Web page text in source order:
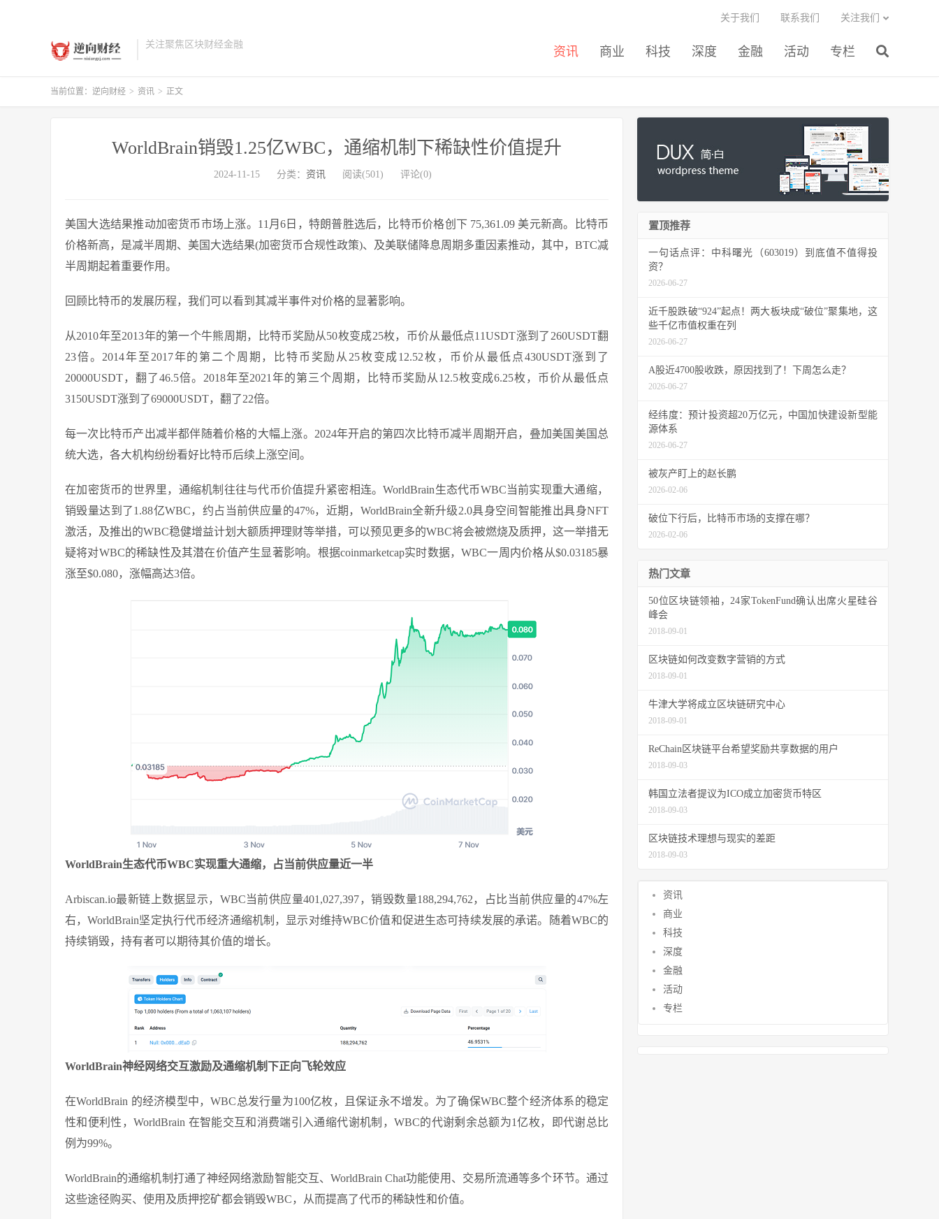
关注聚焦区块财经金融
资讯 商业 科技 深度 金融 活动 专栏
关于我们 联系我们 关注我们
当前位置： 逆向财经 > 资讯 > 正文
WorldBrain销毁1.25亿WBC，通缩机制下稀缺性价值提升
2024-11-15 分类： 资讯 阅读(501) 评论(0)
美国大选结果推动加密货币市场上涨。11月6日，特朗普胜选后，比特币价格创下 75,361.09 美元新高。比特币
价格新高，是减半周期、美国大选结果(加密货币合规性政策)、及美联储降息周期多重因素推动，其中，BTC减
半周期起着重要作用。
回顾比特币的发展历程，我们可以看到其减半事件对价格的显著影响。
从2010年至2013年的第一个牛熊周期，比特币奖励从50枚变成25枚，币价从最低点11USDT涨到了260USDT翻
23倍。2014年至2017年的第二个周期，比特币奖励从25枚变成12.52枚，币价从最低点430USDT涨到了
20000USDT，翻了46.5倍。2018年至2021年的第三个周期，比特币奖励从12.5枚变成6.25枚，币价从最低点
3150USDT涨到了69000USDT，翻了22倍。
每一次比特币产出减半都伴随着价格的大幅上涨。2024年开启的第四次比特币减半周期开启，叠加美国美国总
统大选，各大机构纷纷看好比特币后续上涨空间。
在加密货币的世界里，通缩机制往往与代币价值提升紧密相连。WorldBrain生态代币WBC当前实现重大通缩，
销毁量达到了1.88亿WBC，约占当前供应量的47%，近期，WorldBrain全新升级2.0具身空间智能推出具身NFT
激活，及推出的WBC稳健增益计划大额质押理财等举措，可以预见更多的WBC将会被燃烧及质押，这一举措无
疑将对WBC的稀缺性及其潜在价值产生显著影响。根据coinmarketcap实时数据，WBC一周内价格从$0.03185暴
涨至$0.080，涨幅高达3倍。
WorldBrain生态代币WBC实现重大通缩，占当前供应量近一半
Arbiscan.io最新链上数据显示，WBC当前供应量401,027,397，销毁数量188,294,762，占比当前供应量的47%左
右，WorldBrain坚定执行代币经济通缩机制，显示对维持WBC价值和促进生态可持续发展的承诺。随着WBC的
持续销毁，持有者可以期待其价值的增长。
WorldBrain神经网络交互激励及通缩机制下正向飞轮效应
在WorldBrain 的经济模型中，WBC总发行量为100亿枚，且保证永不增发。为了确保WBC整个经济体系的稳定
性和便利性，WorldBrain 在智能交互和消费端引入通缩代谢机制，WBC的代谢剩余总额为1亿枚，即代谢总比
例为99%。
WorldBrain的通缩机制打通了神经网络激励智能交互、WorldBrain Chat功能使用、交易所流通等多个环节。通过
这些途径购买、使用及质押挖矿都会销毁WBC，从而提高了代币的稀缺性和价值。
置顶推荐
一句话点评：中科曙光（603019）到底值不值得投
资？
2026-06-27
近千股跌破“924”起点！两大板块成“破位”聚集地，这
些千亿市值权重在列
2026-06-27
A股近4700股收跌，原因找到了！下周怎么走？
2026-06-27
经纬度：预计投资超20万亿元，中国加快建设新型能
源体系
2026-06-27
被灰产盯上的赵长鹏
2026-02-06
破位下行后，比特币市场的支撑在哪？
2026-02-06
热门文章
50位区块链领袖，24家TokenFund确认出席火星硅谷
峰会
2018-09-01
区块链如何改变数字营销的方式
2018-09-01
牛津大学将成立区块链研究中心
2018-09-01
ReChain区块链平台希望奖励共享数据的用户
2018-09-03
韩国立法者提议为ICO成立加密货币特区
2018-09-03
区块链技术理想与现实的差距
2018-09-03
资讯
商业
科技
深度
金融
活动
专栏